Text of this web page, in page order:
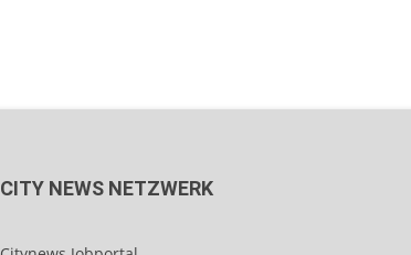
CITY NEWS NETZWERK